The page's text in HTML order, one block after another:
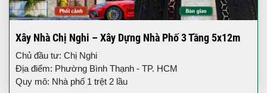
Xây Nhà Chị Nghi – Xây Dựng Nhà Phố 3 Tầng 5x12m
Chủ đầu tư: Chị Nghi
Địa điểm: Phường Bình Thạnh - TP. HCM
Quy mô: Nhà phố 1 trệt 2 lầu